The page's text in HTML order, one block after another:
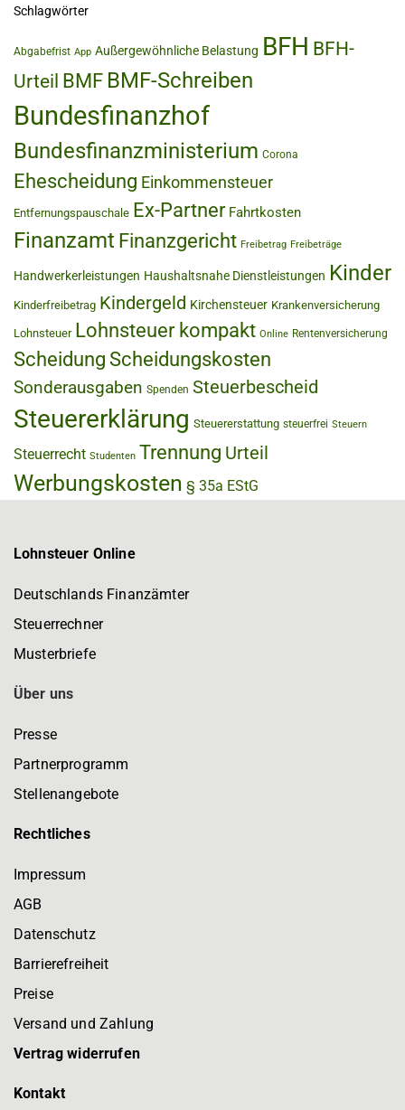
Schlagwörter
Abgabefrist App Außergewöhnliche Belastung BFH BFH-
Urteil BMF BMF-Schreiben
Bundesfinanzhof
Bundesfinanzministerium Corona
Ehescheidung Einkommensteuer
Entfernungspauschale Ex-Partner Fahrtkosten
Finanzamt Finanzgericht Freibetrag Freibeträge
Handwerkerleistungen Haushaltsnahe Dienstleistungen Kinder
Kinderfreibetrag Kindergeld Kirchensteuer Krankenversicherung
Lohnsteuer Lohnsteuer kompakt Online Rentenversicherung
Scheidung Scheidungskosten
Sonderausgaben Spenden Steuerbescheid
Steuererklärung Steuererstattung steuerfrei Steuern
Steuerrecht Studenten Trennung Urteil
Werbungskosten § 35a EStG
Lohnsteuer Online
Deutschlands Finanzämter
Steuerrechner
Musterbriefe
Über uns
Presse
Partnerprogramm
Stellenangebote
Rechtliches
Impressum
AGB
Datenschutz
Barrierefreiheit
Preise
Versand und Zahlung
Vertrag widerrufen
Kontakt